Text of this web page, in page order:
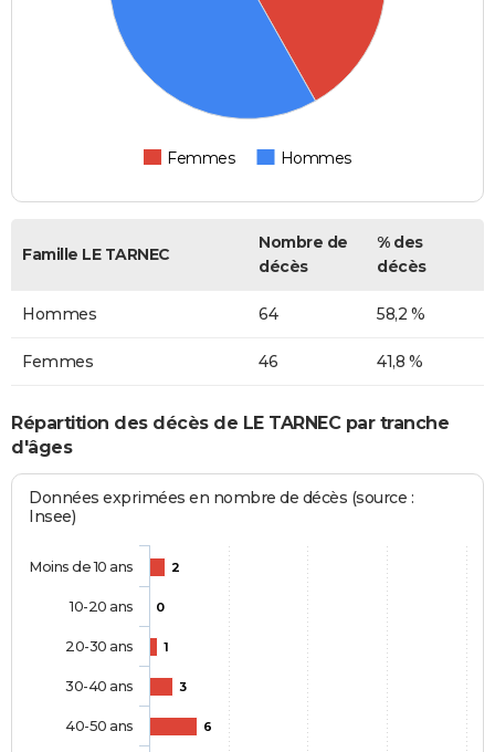
Femmes Hommes
Famille LE TARNEC
Nombre de
décès
% des
décès
Hommes 64 58,2 %
Femmes 46 41,8 %
Répartition des décès de LE TARNEC par tranche
d'âges
Données exprimées en nombre de décès (source :
Insee)
2
0
1
3
6
Moins de 10 ans
10-20 ans
20-30 ans
30-40 ans
40-50 ans